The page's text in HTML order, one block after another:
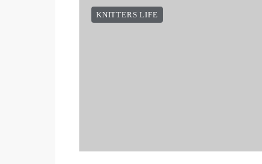
KNITTERS LIFE